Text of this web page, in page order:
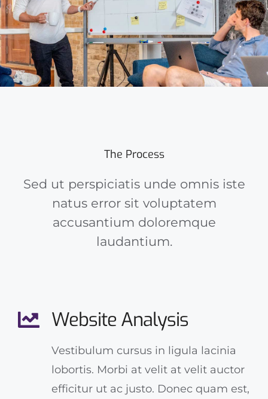
The Process
Sed ut perspiciatis unde omnis iste
natus error sit voluptatem
accusantium doloremque
laudantium.
Website Analysis
Vestibulum cursus in ligula lacinia
lobortis. Morbi at velit at velit auctor
efficitur ut ac justo. Donec quam est,